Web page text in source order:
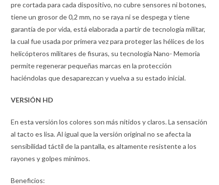
pre cortada para cada dispositivo, no cubre sensores ni botones,
tiene un grosor de 0,2 mm, no se raya ni se despega y tiene
garantía de por vida, está elaborada a partir de tecnología militar,
la cual fue usada por primera vez para proteger las hélices de los
helicópteros militares de fisuras, su tecnología Nano- Memoria
permite regenerar pequeñas marcas en la protección
haciéndolas que desaparezcan y vuelva a su estado inicial.
VERSIÓN HD
En esta versión los colores son más nítidos y claros. La sensación
al tacto es lisa. Al igual que la versión original no se afecta la
sensibilidad táctil de la pantalla, es altamente resistente a los
rayones y golpes mínimos.
Beneficios: